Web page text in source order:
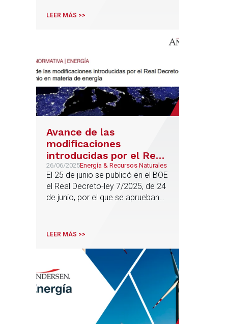
LEER MÁS >>
Avance de las
modificaciones
introducidas por el Real
Decreto-Ley 7/2025, de
24 de junio en materia
de energía
26/06/2025Energía & Recursos Naturales
El 25 de junio se publicó en el BOE
el Real Decreto-ley 7/2025, de 24
de junio, por el que se aprueban
Decreto-ley 7/2025”)
LEER MÁS >>